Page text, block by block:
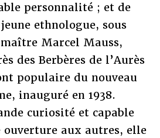
personnalité ; et de
ethnologue, sous
Marcel Mauss,
des Berbères de l’Aurès
populaire du nouveau
inauguré en 1938.
curiosité et capable
ouverture aux autres, elle